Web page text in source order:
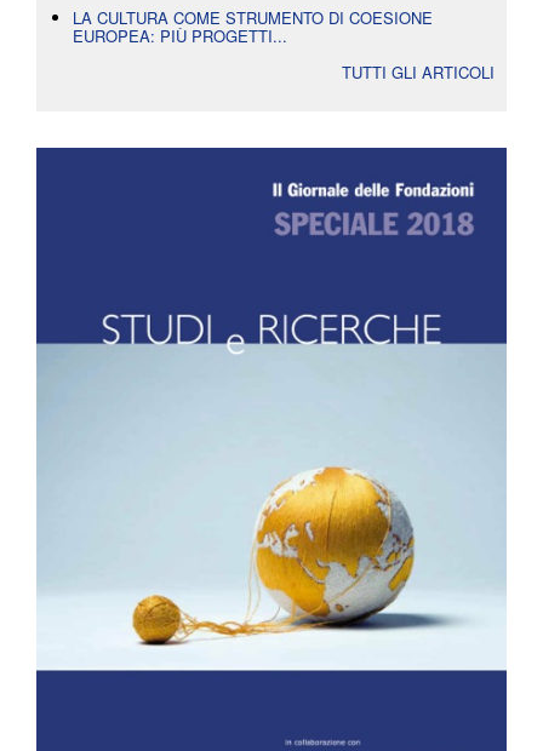
LA CULTURA COME STRUMENTO DI COESIONE
EUROPEA: PIÙ PROGETTI...
TUTTI GLI ARTICOLI